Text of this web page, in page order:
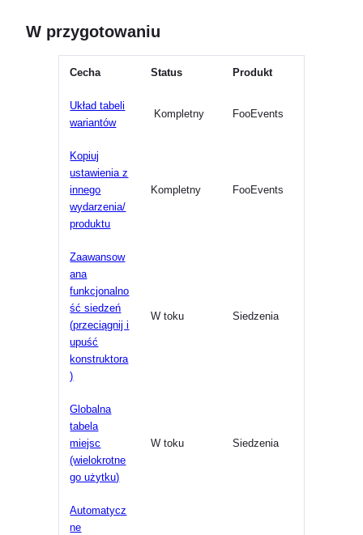
W przygotowaniu
Cecha Status Produkt
Układ tabeli
wariantów
Kompletny FooEvents
Kopiuj
ustawienia z
innego
wydarzenia/
produktu
Kompletny FooEvents
Zaawansow
ana
funkcjonalno
ść siedzeń
(przeciągnij i
upuść
konstruktora
)
W toku Siedzenia
Globalna
tabela
miejsc
(wielokrotne
go użytku)
W toku Siedzenia
Automatycz
ne